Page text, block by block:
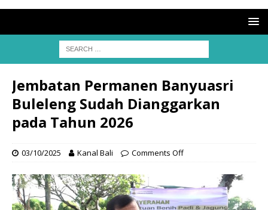
Jembatan Permanen Banyuasri
Buleleng Sudah Dianggarkan
pada Tahun 2026
03/10/2025 Kanal Bali Comments Off